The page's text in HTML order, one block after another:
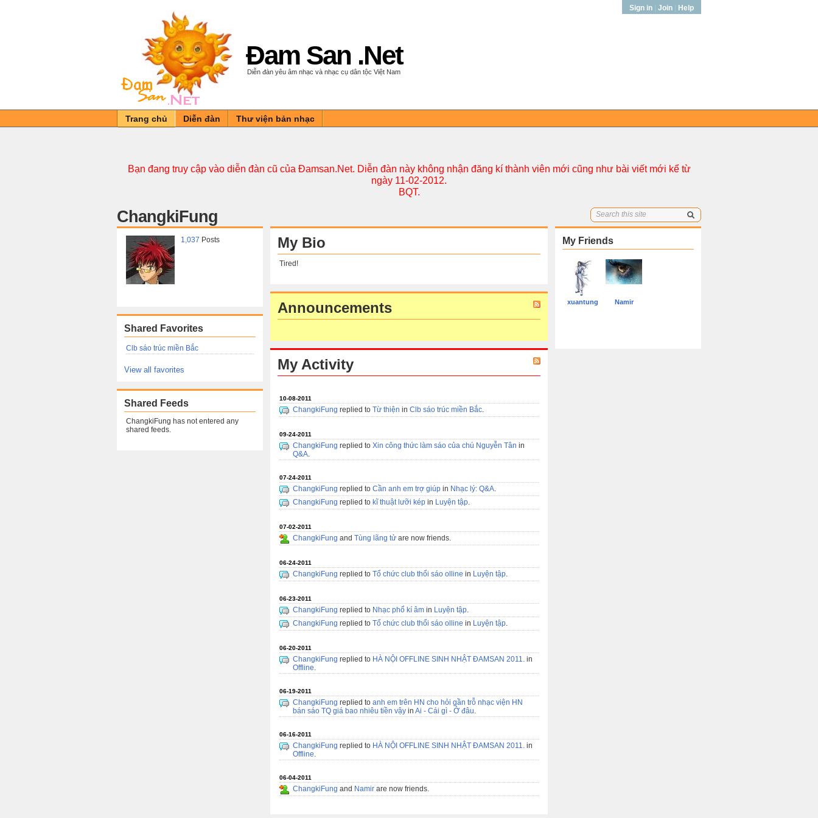
Đam San .Net
Diễn đàn yêu âm nhạc và nhạc cụ dân tộc Việt Nam
Sign in Join Help
Trang chủ Diễn đàn Thư viện bản nhạc
Bạn đang truy cập vào diễn đàn cũ của Đamsan.Net. Diễn đàn này không nhận đăng kí thành viên mới cũng như bài viết mới kể từ
ngày 11-02-2012.
BQT.
ChangkiFung
My Friends
xuantung Namir
1,037 Posts
Shared Favorites
Clb sáo trúc miền Bắc
View all favorites
Shared Feeds
ChangkiFung has not entered any
shared feeds.
My Bio
Tired!
Announcements
My Activity
10-08-2011
ChangkiFung replied to Từ thiện in Clb sáo trúc miền Bắc.
09-24-2011
ChangkiFung replied to Xin công thức làm sáo của chú Nguyễn Tân in
Q&A.
07-24-2011
ChangkiFung replied to Cần anh em trợ giúp in Nhạc lý: Q&A.
ChangkiFung replied to kĩ thuật lưỡi kép in Luyện tập.
07-02-2011
ChangkiFung and Tùng lãng tử are now friends.
06-24-2011
ChangkiFung replied to Tổ chức club thổi sáo olline in Luyện tập.
06-23-2011
ChangkiFung replied to Nhạc phổ kí âm in Luyện tập.
ChangkiFung replied to Tổ chức club thổi sáo olline in Luyện tập.
06-20-2011
ChangkiFung replied to HÀ NỘI OFFLINE SINH NHẬT ĐAMSAN 2011. in
Offline.
06-19-2011
ChangkiFung replied to anh em trên HN cho hỏi gần trỗ nhạc viện HN
bán sáo TQ giá bao nhiêu tiền vậy in Ai - Cái gì - Ở đâu.
06-16-2011
ChangkiFung replied to HÀ NỘI OFFLINE SINH NHẬT ĐAMSAN 2011. in
Offline.
06-04-2011
ChangkiFung and Namir are now friends.